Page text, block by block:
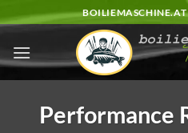
Inhalt
springen
BOILIEMASCHINE.AT
Performance